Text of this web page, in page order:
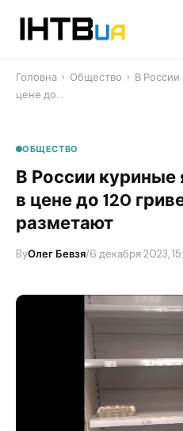
Головна › Общество › В
цене до…
ОБЩЕСТВО
В России куриные
в цене до 120
разметают
ByОлег Бевзя/6 декабря 2023,